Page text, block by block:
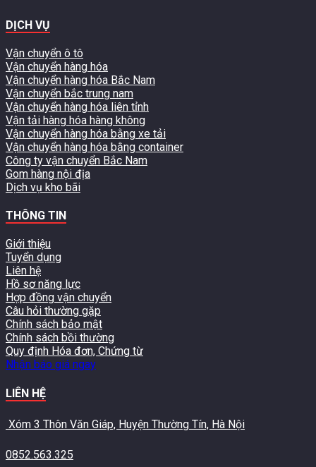
DỊCH VỤ
Vận chuyển ô tô
Vận chuyển hàng hóa
Vận chuyển hàng hóa Bắc Nam
Vận chuyển bắc trung nam
Vận chuyển hàng hóa liên tỉnh
Vận tải hàng hóa hàng không
Vận chuyển hàng hóa bằng xe tải
Vận chuyển hàng hóa bằng container
Công ty vận chuyển Bắc Nam
Gom hàng nội địa
Dịch vụ kho bãi
THÔNG TIN
Giới thiệu
Tuyển dụng
Liên hệ
Hồ sơ năng lực
Hợp đồng vận chuyển
Câu hỏi thường gặp
Chính sách bảo mật
Chính sách bồi thường
Quy định Hóa đơn, Chứng từ
Nhận báo giá ngay
LIÊN HỆ
Xóm 3 Thôn Văn Giáp, Huyện Thường Tín, Hà Nội
0852.563.325